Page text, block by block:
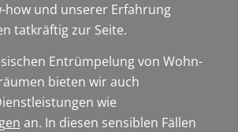
how und unserer Erfahrung
tatkräftig zur Seite.
Entrümpelung von Wohn-
bieten wir auch
wie
an. In diesen sensiblen Fällen